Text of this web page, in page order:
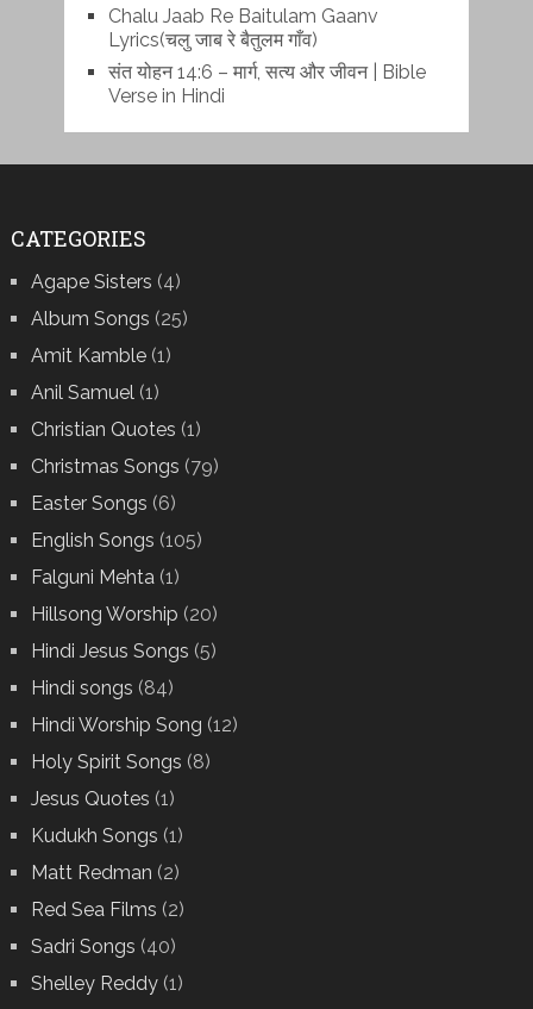
Chalu Jaab Re Baitulam Gaanv
Lyrics(चलु जाब रे बैतुलम गाँव)
संत योहन 14:6 – मार्ग, सत्य और जीवन | Bible
Verse in Hindi
CATEGORIES
Agape Sisters (4)
Album Songs (25)
Amit Kamble(1)
Anil Samuel (1)
Christian Quotes (1)
Christmas Songs (79)
Easter Songs (6)
English Songs (105)
Falguni Mehta (1)
Hillsong Worship (20)
Hindi Jesus Songs (5)
Hindi songs (84)
Hindi Worship Song (12)
Holy Spirit Songs (8)
Jesus Quotes (1)
Kudukh Songs (1)
Matt Redman (2)
Red Sea Films (2)
Sadri Songs (40)
Shelley Reddy(1)